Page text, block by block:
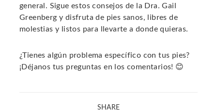
general. Sigue estos consejos de la Dra. Gail
Greenberg y disfruta de pies sanos, libres de
molestias y listos para llevarte a donde quieras.
¿Tienes algún problema específico con tus pies?
¡Déjanos tus preguntas en los comentarios! 😊
SHARE